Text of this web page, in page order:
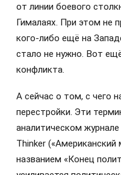
от линии боевого
Гималаях. При этом не
кого-либо ещё на
стало не нужно. Вот
конфликта.
А сейчас о том, с чего
перестройки. Эти
аналитическом
Thinker
названием «Конец